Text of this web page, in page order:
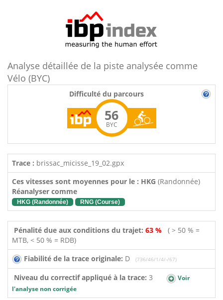
Analyse détaillée de la piste analysée comme
Vélo (BYC)
Difficulté du parcours
56
BYC
Trace : brissac_micisse_19_02.gpx
Ces vitesses sont moyennes pour le : HKG (Randonnée)
Réanalyser comme
HKG (Randonnée) RNG (Course)
Pénalité due aux conditions du trajet: 63 % ( > 50 % =
MTB, < 50 % = RDB)
Fiabilité de la trace originale: D (736/46/1/4/-/67)
Niveau du correctif appliqué à la trace: 3
Voir
l'analyse non corrigée